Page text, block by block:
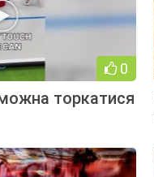
0
торкатися